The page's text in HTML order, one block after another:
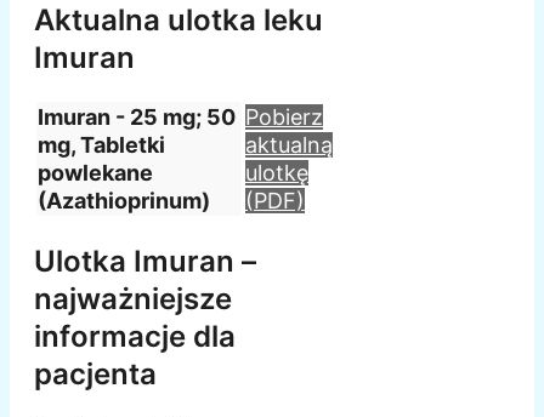
Aktualna ulotka leku
Imuran
Imuran - 25 mg; 50
mg, Tabletki
powlekane
(Azathioprinum)
Pobierz
aktualną
ulotkę
(PDF)
Ulotka Imuran –
najważniejsze
informacje dla
pacjenta